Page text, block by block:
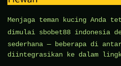
Menjaga teman kucing Anda
dimulai sbobet88 indonesia
sederhana — beberapa di
diintegrasikan ke dalam